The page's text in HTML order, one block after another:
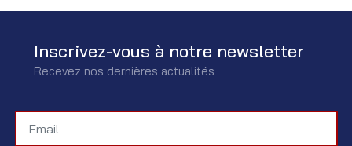
Inscrivez-vous à notre newsletter
Recevez nos dernières actualités